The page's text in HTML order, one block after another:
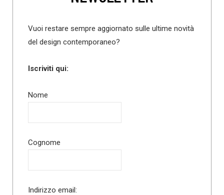
Vuoi restare sempre aggiornato sulle ultime novità
del design contemporaneo?
Iscriviti qui:
Nome
Cognome
Indirizzo email: